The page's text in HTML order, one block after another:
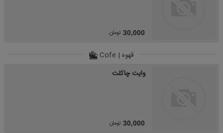
30,000 تومان
قهوه | Cofe
وایت چاکلت
30,000 تومان